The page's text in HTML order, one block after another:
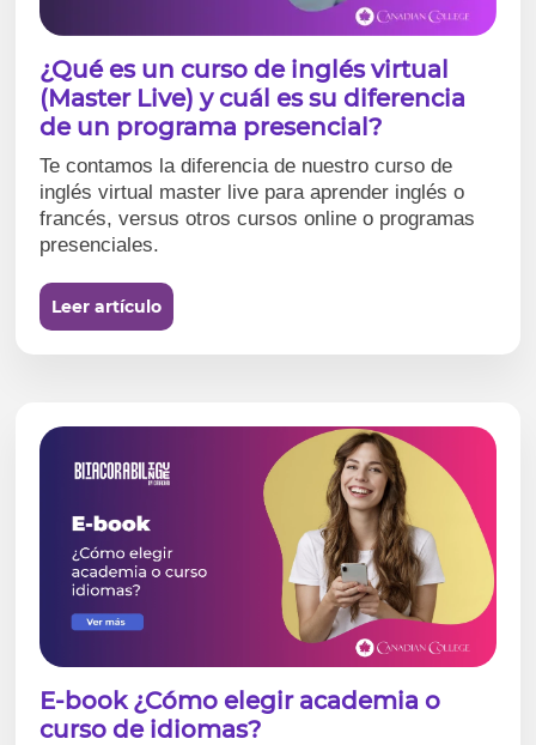
¿Qué es un curso de inglés virtual
(Master Live) y cuál es su diferencia
de un programa presencial?
Te contamos la diferencia de nuestro curso de
inglés virtual master live para aprender inglés o
francés, versus otros cursos online o programas
presenciales.
Leer artículo
E-book ¿Cómo elegir academia o
curso de idiomas?